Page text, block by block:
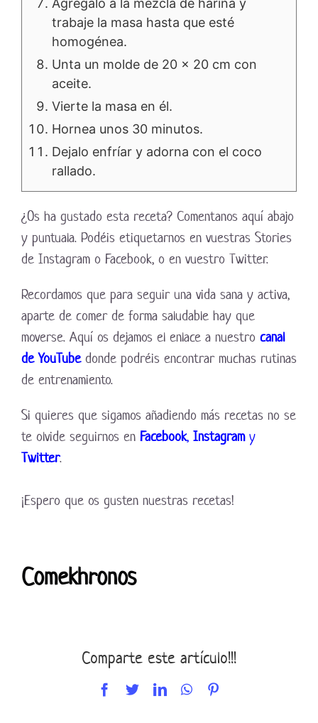
trabaje la masa hasta que esté
homogénea.
Unta un molde de 20 x 20 cm con
aceite.
Vierte la masa en él.
Hornea unos 30 minutos.
Dejalo enfríar y adorna con el coco
rallado.
¿Os ha gustado esta receta? Comentanos aquí abajo
y puntuala. Podéis etiquetarnos en vuestras Stories
de Instagram o Facebook, o en vuestro Twitter.
Recordamos que para seguir una vida sana y activa,
aparte de comer de forma saludable hay que
moverse. Aquí os dejamos el enlace a nuestro canal
de YouTubedonde podréis encontrar muchas rutinas
de entrenamiento.
Si quieres que sigamos añadiendo más recetas no se
te olvide seguirnos en Facebook, Instagramy
Twitter.
¡Espero que os gusten nuestras recetas!
Comekhronos
Comparte este artículo!!!
Facebook
TwitterLinkedInWhatsApp